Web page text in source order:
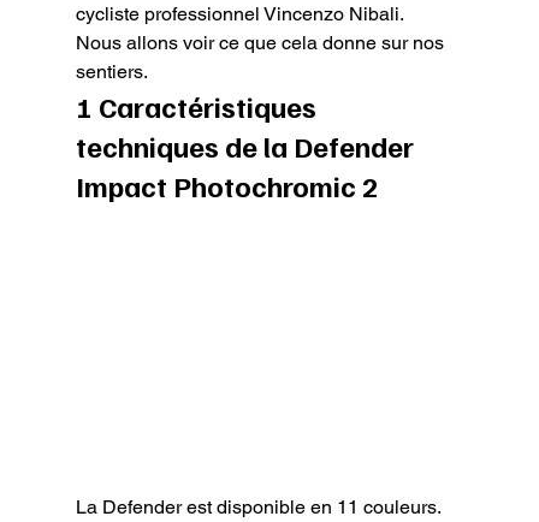
cycliste professionnel Vincenzo Nibali.
Nous allons voir ce que cela donne sur nos
sentiers.
1 Caractéristiques
techniques de la Defender
Impact Photochromic 2
La Defender est disponible en 11 couleurs.